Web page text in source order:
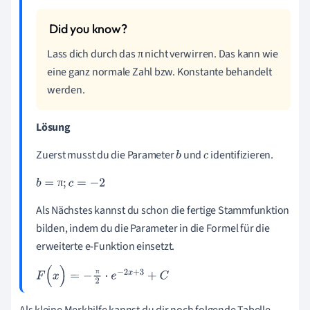
Lass dich durch dasπ
πnicht verwirren. Das kann wie
eine ganz normale Zahl bzw. Konstante behandelt
werden.
Lösung
Zuerst musst du die Parameterbundcidentifizieren.
π
b =π c=-2
Als Nächstes kannst du schon die fertige Stammfunktion
bilden, indem du die Parameter in die Formel für die
erweiterte e-Funktion einsetzt.
π
F(x )=- π 2·e -2x+3 + C